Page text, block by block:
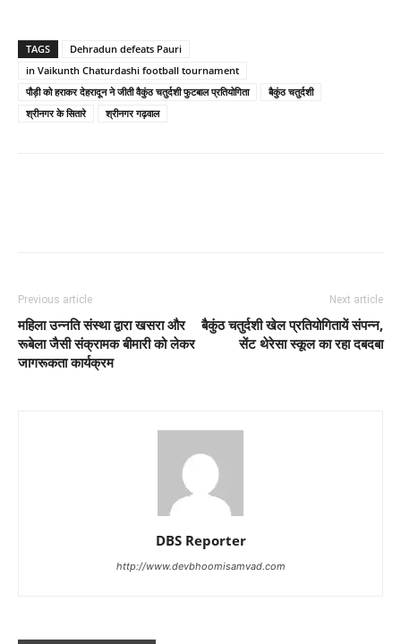
TAGS
Dehradun defeats Pauri
in Vaikunth Chaturdashi football tournament
पौड़ी को हराकर देहरादून ने जीती वैकुंठ चतुर्दशी फुटबाल प्रतियोगिता
बैकुंठ चतुर्दशी
श्रीनगर के सितारे
श्रीनगर गढ़वाल
Previous article
महिला उन्नति संस्था द्वारा खसरा और
रूबेला जैसी संक्रामक बीमारी को लेकर
जागरूकता कार्यक्रम
Next article
बैकुंठ चतुर्दशी खेल प्रतियोगितायें संपन्न,
सेंट थेरेसा स्कूल का रहा दबदबा
DBS Reporter
http://www.devbhoomisamvad.com